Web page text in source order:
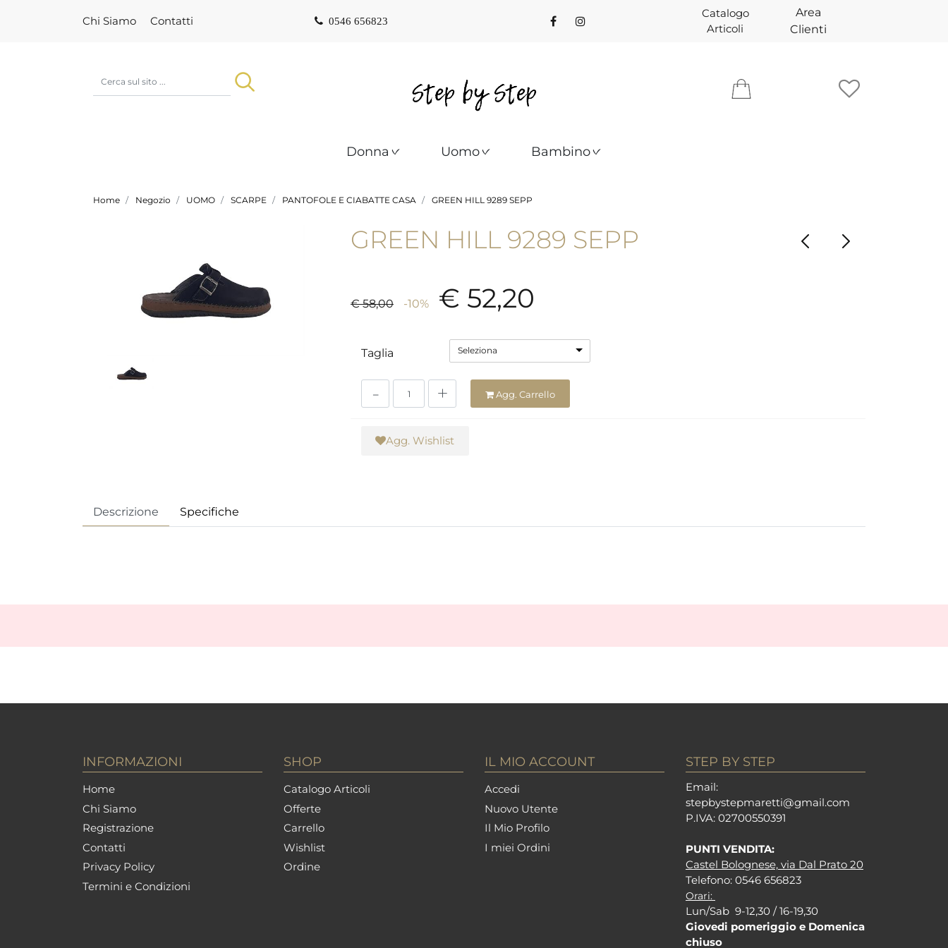
Chi Siamo Contatti 0546 656823
Catalogo
Articoli
Area
Clienti
Donna Uomo Bambino
Home Negozio UOMO SCARPE PANTOFOLE E CIABATTE CASA GREEN HILL 9289 SEPP
GREEN HILL 9289 SEPP
€ 58,00 -10% € 52,20
Taglia Seleziona
Agg. Carrello
Agg. Wishlist
Descrizione Specifiche
INFORMAZIONI
Home
Chi Siamo
Registrazione
Contatti
Privacy Policy
Termini e Condizioni
SHOP
Catalogo Articoli
Offerte
Carrello
Wishlist
Ordine
IL MIO ACCOUNT
Accedi
Nuovo Utente
Il Mio Profilo
I miei Ordini
STEP BY STEP
Email:
stepbystepmaretti@gmail.com
P.IVA: 02700550391
PUNTI VENDITA:
Castel Bolognese, via Dal Prato 20
Telefono: 0546 656823
Orari:
Lun/Sab 9-12,30 / 16-19,30
Giovedi pomeriggio e Domenica
chiuso